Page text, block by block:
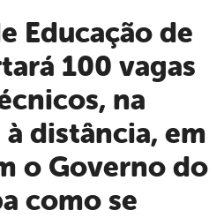
100 vagas
na
distância, em
o Governo do
como se